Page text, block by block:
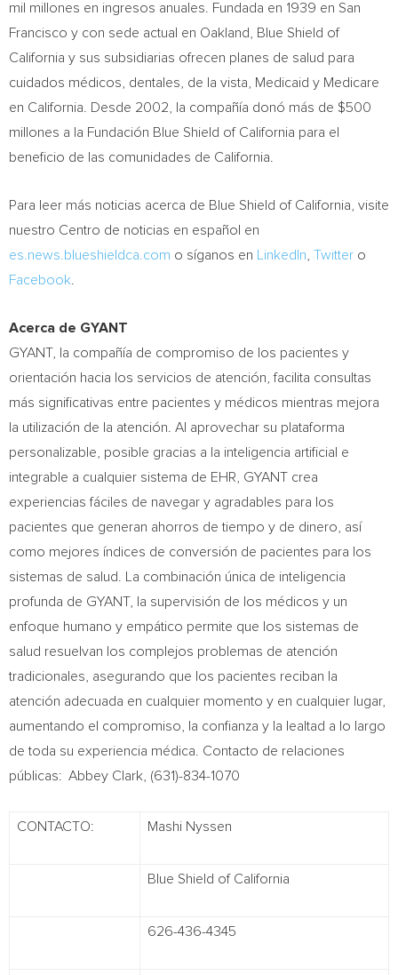
mil millones en ingresos anuales. Fundada en 1939 en San
Francisco y con sede actual en Oakland
, Blue Shield of
California y sus subsidiarias ofrecen planes de salud para
cuidados médicos, dentales, de la vista, Medicaid y Medicare
en California . Desde 2002, la compañía donó más de $500
millones a la Fundación Blue Shield of California para el
beneficio de las comunidades de California
Para leer más noticias acerca de Blue Shield of California , visite
nuestro Centro de noticias en español en
es.news.blueshieldca.com o síganos en LinkedIn Twitter o
Facebook
Acerca de GYANT
GYANT, la compañía de compromiso de los pacientes y
orientación hacia los servicios de atención, facilita consultas
más significativas entre pacientes y médicos mientras mejora
la utilización de la atención. Al aprovechar su plataforma
personalizable, posible gracias a la inteligencia artificial e
integrable a cualquier sistema de EHR, GYANT crea
experiencias fáciles de navegar y agradables para los
pacientes que generan ahorros de tiempo y de dinero, así
como mejores índices de conversión de pacientes para los
sistemas de salud. La combinación única de inteligencia
profunda de GYANT, la supervisión de los médicos y un
enfoque humano y empático permite que los sistemas de
salud resuelvan los complejos problemas de atención
tradicionales, asegurando que los pacientes reciban la
atención adecuada en cualquier momento y en cualquier lugar,
aumentando el compromiso, la confianza y la lealtad a lo largo
de toda su experiencia médica. Contacto de relaciones
públicas: Abbey Clark , (631)-834-1070
CONTACTO: Mashi Nyssen
Blue Shield of California
626-436-4345